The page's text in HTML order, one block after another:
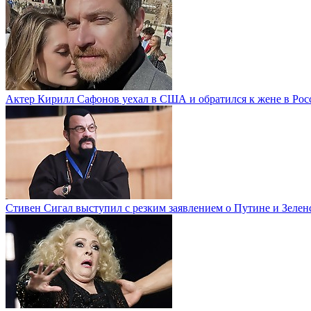
Актер Кирилл Сафонов уехал в США и обратился к жене в
Стивен Сигал выступил с резким заявлением о Путине и